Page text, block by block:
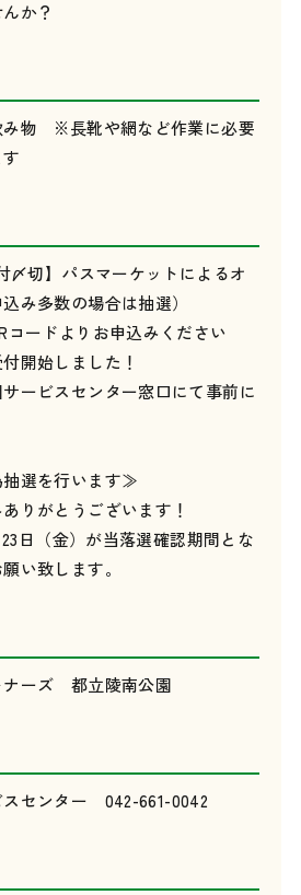
か？
物 ※長靴や網など作業に必要
〆切】パスマーケットによるオ
み多数の場合は抽選）
ードよりお申込みください
開始しました！
ービスセンター窓口にて事前に
選を行います≫
りがとうございます！
日（金）が当落選確認期間とな
い致します。
ナーズ 都立陵南公園
スセンター 042-661-0042